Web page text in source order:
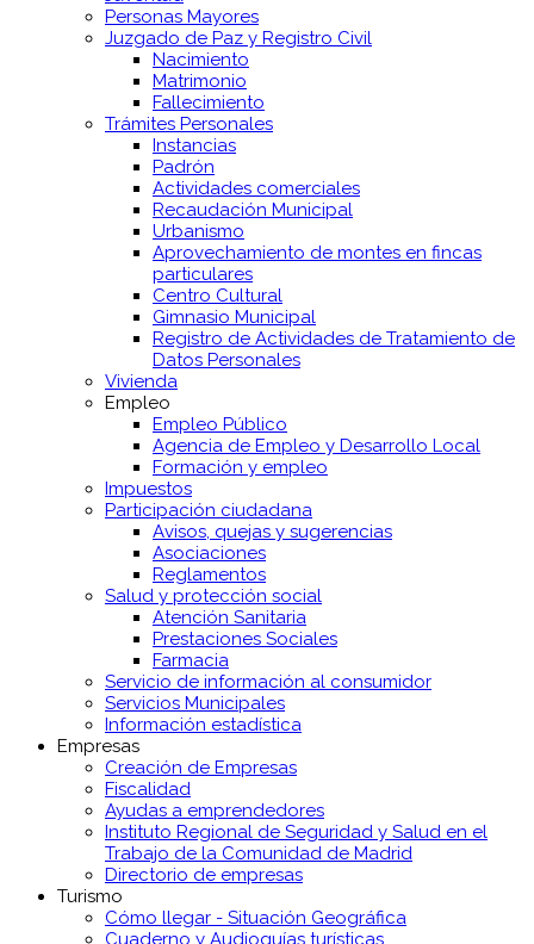
Personas Mayores
Juzgado de Paz y Registro Civil
Nacimiento
Matrimonio
Fallecimiento
Trámites Personales
Instancias
Padrón
Actividades comerciales
Recaudación Municipal
Urbanismo
Aprovechamiento de montes en fincas
particulares
Centro Cultural
Gimnasio Municipal
Registro de Actividades de Tratamiento de
Datos Personales
Vivienda
Empleo
Empleo Público
Agencia de Empleo y Desarrollo Local
Formación y empleo
Impuestos
Participación ciudadana
Avisos, quejas y sugerencias
Asociaciones
Reglamentos
Salud y protección social
Atención Sanitaria
Prestaciones Sociales
Farmacia
Servicio de información al consumidor
Servicios Municipales
Información estadística
Empresas
Creación de Empresas
Fiscalidad
Ayudas a emprendedores
Instituto Regional de Seguridad y Salud en el
Trabajo de la Comunidad de Madrid
Directorio de empresas
Turismo
Cómo llegar - Situación Geográfica
Cuaderno y Audioguías turísticas